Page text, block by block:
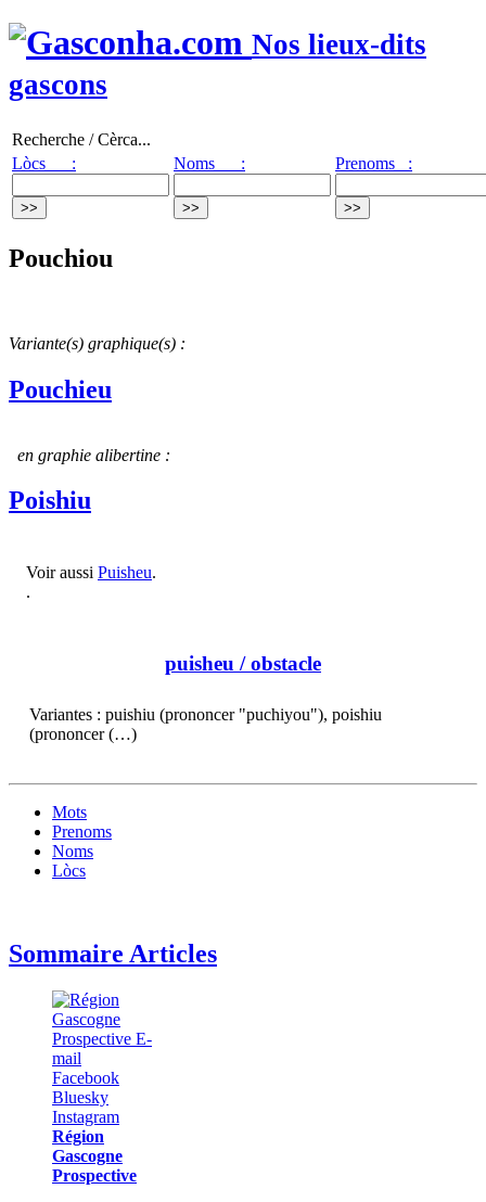
Nos lieux-dits
gascons
Recherche / Cèrca...
Lòcs :
Noms : Prenoms :
Pouchiou
Variante(s) graphique(s) :
Pouchieu
en graphie alibertine :
Poishiu
Voir aussi Puisheu.
.
puisheu / obstacle
Variantes : puishiu (prononcer "puchiyou"), poishiu
(prononcer (…)
Mots
Prenoms
Noms
Lòcs
Sommaire Articles
Région
Gascogne
Prospective